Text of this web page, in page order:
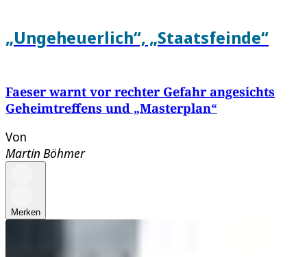
„Ungeheuerlich“, „Staatsfeinde“
Faeser warnt vor rechter Gefahr angesichts
Geheimtreffens und „Masterplan“
Von
Martin Böhmer
Merken